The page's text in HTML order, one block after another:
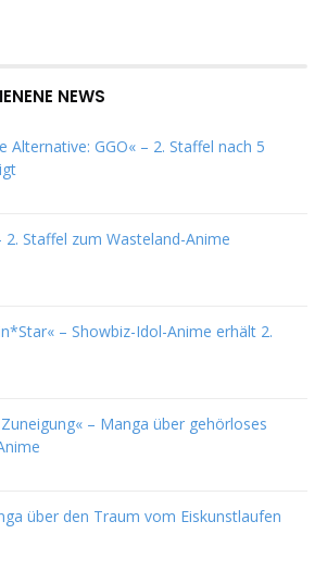
NEWS
Alternative: GGO« – 2. Staffel nach 5
2. Staffel zum Wasteland-Anime
– Showbiz-Idol-Anime erhält 2.
– Manga über gehörloses
über den Traum vom Eiskunstlaufen